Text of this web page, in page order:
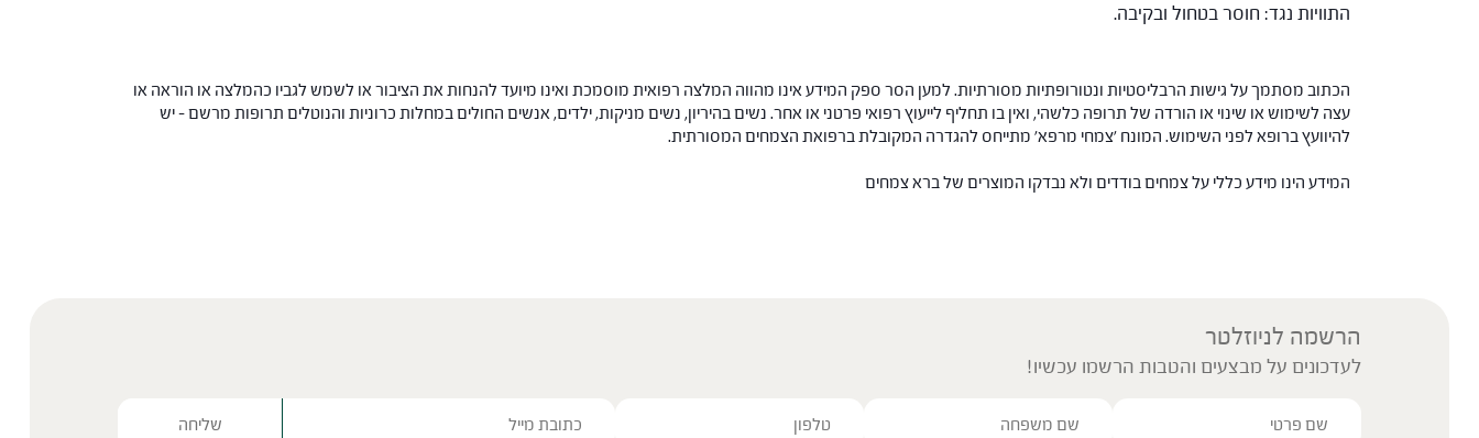
התוויות נגד: חוסר בטחול ובקיבה.
הכתוב מסתמך על גישות הרבליסטיות ונטורופתיות מסורתיות. למען הסר ספק המידע אינו מהווה המלצה רפואית מוסמכת ואינו מיועד להנחות את הציבור או לשמש לגביו כהמלצה או הוראה או
עצה לשימוש או שינוי או הורדה של תרופה כלשהי, ואין בו תחליף לייעוץ רפואי פרטני או אחר. נשים בהיריון, נשים מניקות, ילדים, אנשים החולים במחלות כרוניות והנוטלים תרופות מרשם – יש
להיוועץ ברופא לפני השימוש. המונח 'צמחי מרפא' מתייחס להגדרה המקובלת ברפואת הצמחים המסורתית.
המידע הינו מידע כללי על צמחים בודדים ולא נבדקו המוצרים של ברא צמחים
הרשמה לניוזלטר
לעדכונים על מבצעים והטבות הרשמו עכשיו!